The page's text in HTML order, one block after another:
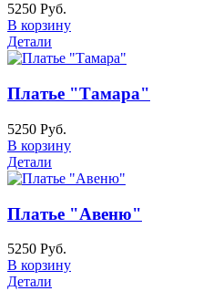
5250 Руб.
В корзину
Детали
Платье "Тамара"
5250 Руб.
В корзину
Детали
Платье "Авеню"
5250 Руб.
В корзину
Детали